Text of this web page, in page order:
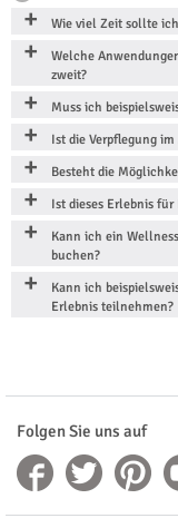
Wie viel Zeit sollte
Welche
zweit?
Muss ich
Ist die Verpflegung
Besteht die
Ist dieses Erlebnis für
Kann ich ein
buchen?
Kann ich
Erlebnis teilnehmen?
Folgen Sie uns auf